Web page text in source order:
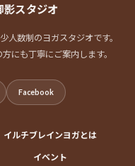
スタジオ
人数制のヨガスタジオです。
にも丁寧にご案内します。
Facebook
イルチブレインヨガとは
イベント